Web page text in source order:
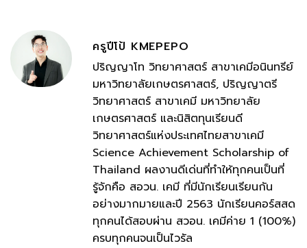
ครูปีโป้ KMEPEPO
ปริญญาโท วิทยาศาสตร์ สาขาเคมีอนินทรีย์
มหาวิทยาลัยเกษตรศาสตร์, ปริญญาตรี
วิทยาศาสตร์ สาขาเคมี มหาวิทยาลัย
เกษตรศาสตร์ และนิสิตทุนเรียนดี
วิทยาศาสตร์แห่งประเทศไทยสาขาเคมี
Science Achievement Scholarship of
Thailand ผลงานดีเด่นที่ทำให้ทุกคนเป็นที่
รู้จักคือ สอวน. เคมี ที่มีนักเรียนเรียนกัน
อย่างมากมายและปี 2563 นักเรียนคอร์สสด
ทุกคนได้สอบผ่าน สวอน. เคมีค่าย 1 (100%)
ครบทุกคนจนเป็นไวรัล